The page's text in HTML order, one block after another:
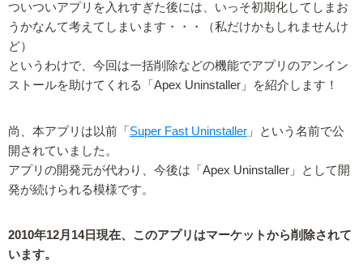
ついついアプリを入れすぎた後には、いっそ初期化してしまお
うかなんて考えてしまいます・・・（私だけかもしれませんけ
ど）
というわけで、今回は一括削除などの機能でアプリのアンイン
ストールを助けてくれる「Apex Uninstaller」を紹介します！
尚、本アプリは以前「Super Fast Uninstaller 」という名前で公
開されていました。
アプリの開発元が代わり、今後は「Apex Uninstaller」として開
発が続けられる模様です。
2010年12月14日現在、このアプリはマーケットから削除されて
います。